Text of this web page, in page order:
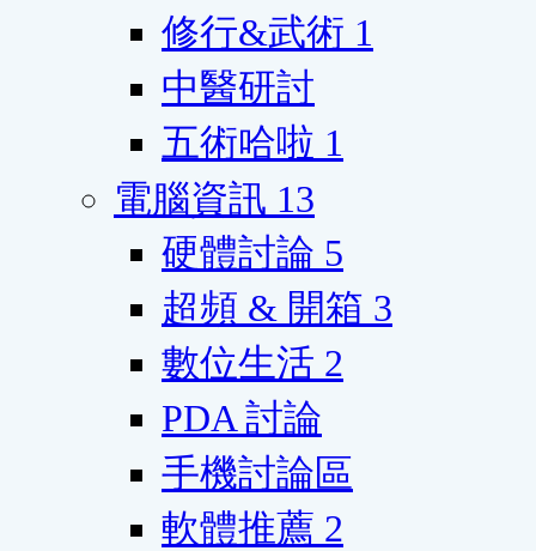
修行&武術 1
中醫研討
五術哈啦 1
電腦資訊 13
硬體討論 5
超頻 & 開箱 3
數位生活 2
PDA 討論
手機討論區
軟體推薦 2